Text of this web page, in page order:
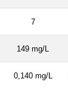
7
149 mg/L
0,140 mg/L